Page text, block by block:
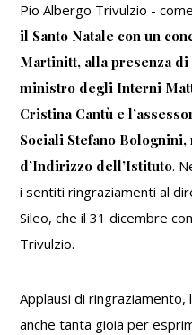
Pio Albergo Trivulzio -
il Santo Natale con un
Martinitt, alla presenza
ministro degli Interni
Cristina Cantù e
Sociali Stefano
d’Indirizzo dell’Istituto.
i sentiti ringraziamenti al
Sileo, che il 31 dicembre
Trivulzio.
Applausi di ringraziamento,
anche tanta gioia per